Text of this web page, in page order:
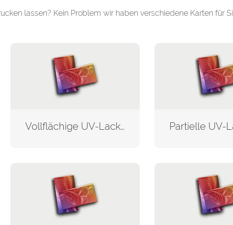
lassen? Kein Problem wir haben verschiedene Karten für
Vollflächige UV-Lackierung